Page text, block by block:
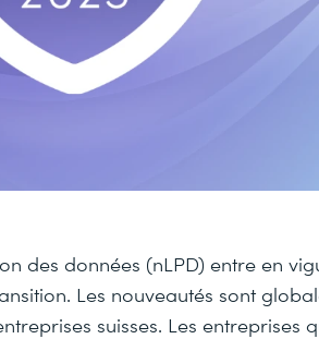
des données (nLPD) entre en
Les nouveautés sont
suisses. Les entreprises